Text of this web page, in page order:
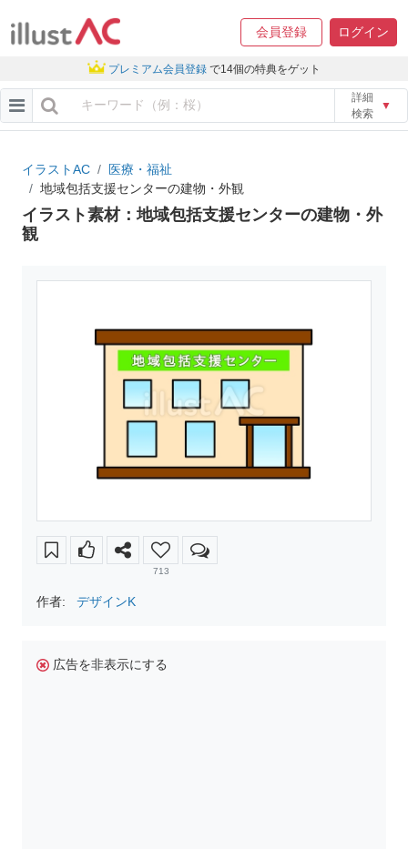
会員登録 ログイン
プレミアム会員登録 で14個の特典をゲット
詳細
検索
▼
イラストAC
医療・福祉
地域包括支援センターの建物・外観
イラスト素材：地域包括支援センターの建物・外
観
713
作者: デザインK
広告を非表示にする